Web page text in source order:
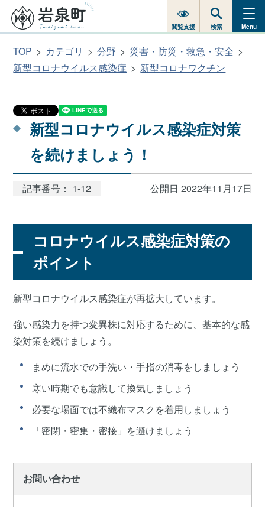
閲覧支援 検索 Menu
TOP カテゴリ 分野
災害・防災・救急・安全
新型コロナウイルス感染症
新型コロナワクチン
新型コロナウイルス感染症対策
を続けましょう！
記事番号： 1-12 公開日 2022年11月17日
コロナウイルス感染症対策の
ポイント
新型コロナウイルス感染症が再拡大しています。
強い感染力を持つ変異株に対応するために、基本的な感
染対策を続けましょう。
まめに流水での手洗い・手指の消毒をしましょう
寒い時期でも意識して換気しましょう
必要な場面では不織布マスクを着用しましょう
「密閉・密集・密接」を避けましょう
お問い合わせ